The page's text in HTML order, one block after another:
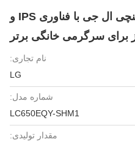
صفحه نمایش تلویزیون 65 اینچی ال جی با فناوری IPS و
نام تجاری:
LG
شماره مدل:
LC650EQY-SHM1
مقدار تولیدی: